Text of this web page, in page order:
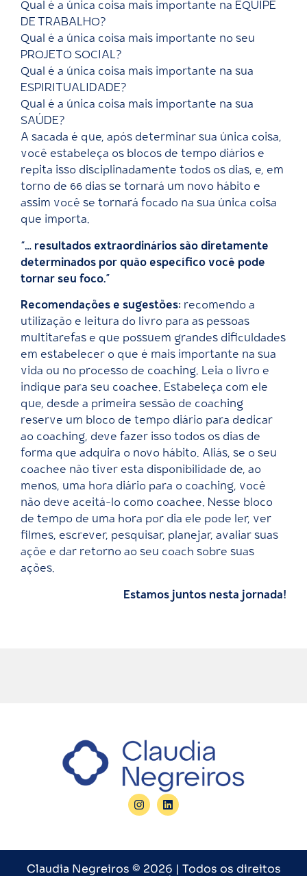
Qual é a única coisa mais importante na EQUIPE
DE TRABALHO?
Qual é a única coisa mais importante no seu
PROJETO SOCIAL?
Qual é a única coisa mais importante na sua
ESPIRITUALIDADE?
Qual é a única coisa mais importante na sua
SAÚDE?
A sacada é que, após determinar sua única coisa,
você estabeleça os blocos de tempo diários e
repita isso disciplinadamente todos os dias, e, em
torno de 66 dias se tornará um novo hábito e
assim você se tornará focado na sua única coisa
que importa.
“… resultados extraordinários são diretamente
determinados por quão específico você pode
tornar seu foco.”
Recomendações e sugestões: recomendo a
utilização e leitura do livro para as pessoas
multitarefas e que possuem grandes dificuldades
em estabelecer o que é mais importante na sua
vida ou no processo de coaching. Leia o livro e
indique para seu coachee. Estabeleça com ele
que, desde a primeira sessão de coaching
reserve um bloco de tempo diário para dedicar
ao coaching, deve fazer isso todos os dias de
forma que adquira o novo hábito. Aliás, se o seu
coachee não tiver esta disponibilidade de, ao
menos, uma hora diário para o coaching, você
não deve aceitá-lo como coachee. Nesse bloco
de tempo de uma hora por dia ele pode ler, ver
filmes, escrever, pesquisar, planejar, avaliar suas
açõe e dar retorno ao seu coach sobre suas
ações.
Estamos juntos nesta jornada!
Claudia Negreiros © 2026 | Todos os direitos